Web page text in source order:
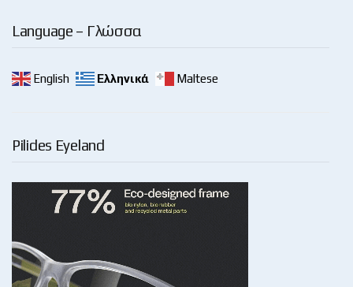
Language – Γλώσσα
English Ελληνικά Maltese
Pilides Eyeland